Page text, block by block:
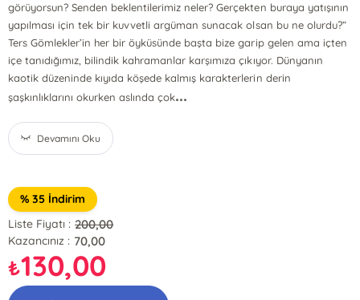
görüyorsun? Senden beklentilerimiz neler? Gerçekten buraya yatışının
yapılması için tek bir kuvvetli argüman sunacak olsan bu ne olurdu?”
Ters Gömlekler’in her bir öyküsünde başta bize garip gelen ama içten
içe tanıdığımız, bilindik kahramanlar karşımıza çıkıyor. Dünyanın
kaotik düzeninde kıyıda köşede kalmış karakterlerin derin
şaşkınlıklarını okurken aslında çok...
Devamını Oku
% 35 İndirim
Liste Fiyatı : 200,00
Kazancınız : 70,00
₺130,00